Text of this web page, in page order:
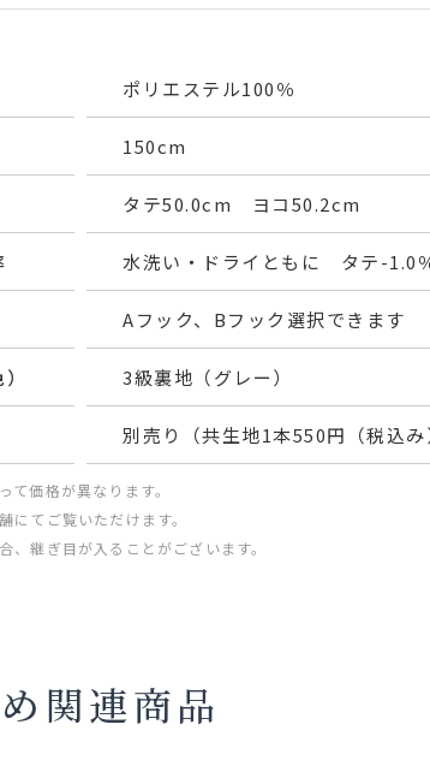
ポリエステル100％
150cm
タテ50.0cm ヨコ50.2cm
水洗い・ドライともに タテ-1.0
Aフック、Bフック選択できます
3級裏地（グレー）
別売り（共生地1本550円（税込み
て価格が異なります。
にてご覧いただけます。
、継ぎ目が入ることがございます。
関連商品